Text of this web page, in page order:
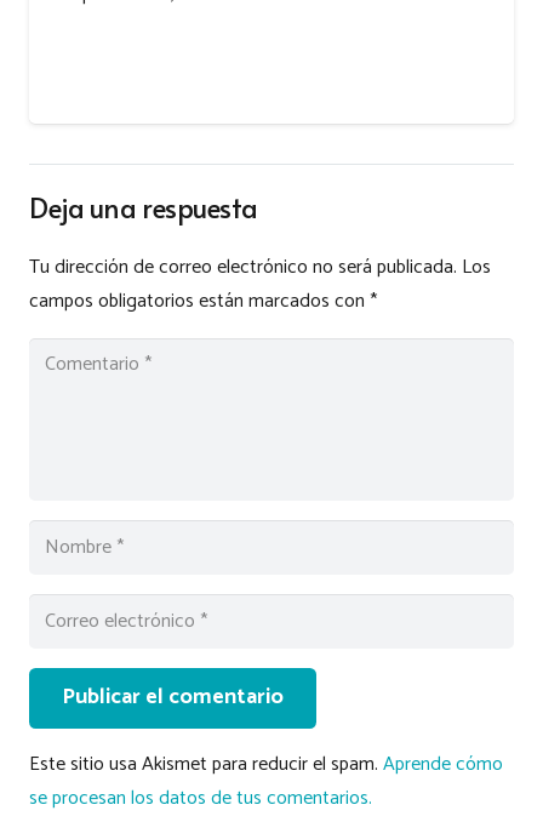
Deja una respuesta
Tu dirección de correo electrónico no será publicada. Los
campos obligatorios están marcados con*
Publicar el comentario
Este sitio usa Akismet para reducir el spam.Aprende cómo
se procesan los datos de tus comentarios.